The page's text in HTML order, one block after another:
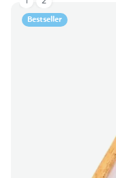
Bestseller